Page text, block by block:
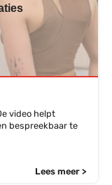
video helpt
bespreekbaar te
Lees meer >